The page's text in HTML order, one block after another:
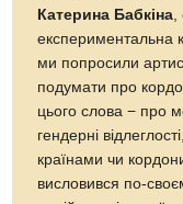
Катерина Бабкіна
експериментальна
ми попросили
подумати про
цього слова − про
гендерні
країнами чи
висловився по-